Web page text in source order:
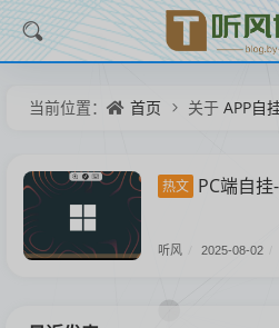
当前位置： 首页 关于 APP自
热文 PC端自
听风 2025-08-02